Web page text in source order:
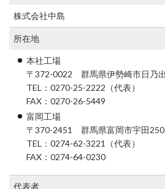
株式会社中島
所在地
本社工場
〒372-0022 群馬県伊勢崎市日乃
TEL：0270-25-2222（代表）
FAX：0270-26-5449
富岡工場
〒370-2451 群馬県富岡市宇田250
TEL：0274-62-3221（代表）
FAX：0274-64-0230
代表者